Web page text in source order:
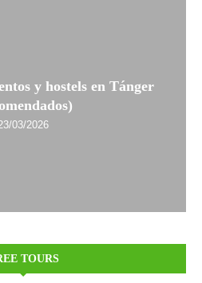
y hostels en Tánger
03/2026
TOURS